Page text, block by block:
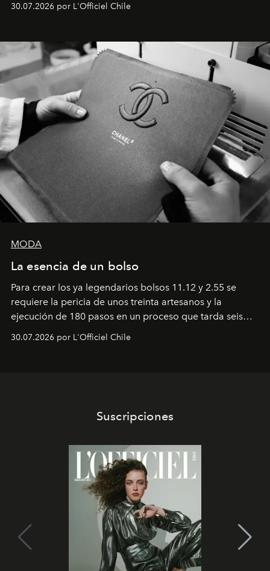
Latinoamérica, sobre identidad, cultura y el valor
30.07.2026 por L'Officiel Chile
MODA
La esencia de un bolso
Para crear los ya legendarios bolsos 11.12 y 2.55 se
requiere la pericia de unos treinta artesanos y la
ejecución de 180 pasos en un proceso que tarda seis
que se enseña solamente en la escuela de formación de
30.07.2026 por L'Officiel Chile
Suscripciones